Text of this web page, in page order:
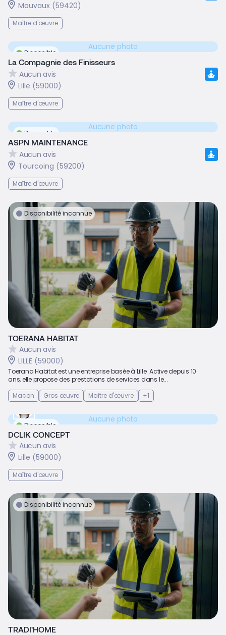
Mouvaux (59420)
Maître d'œuvre
Disponible
Aucune photo
La Compagnie des Finisseurs
Aucun avis
Lille (59000)
Maître d'œuvre
Disponible
Aucune photo
ASPN MAINTENANCE
Aucun avis
Tourcoing (59200)
Maître d'œuvre
Disponibilité inconnue
TOERANA HABITAT
Aucun avis
LILLE (59000)
Toerana Habitat est une entreprise basée à Lille. Active depuis 10
ans, elle propose des prestations de services dans le...
Maçon
Gros œuvre Maître d'œuvre +1
Disponible
Aucune photo
DCLIK CONCEPT
Aucun avis
Lille (59000)
Maître d'œuvre
Disponibilité inconnue
TRADI'HOME